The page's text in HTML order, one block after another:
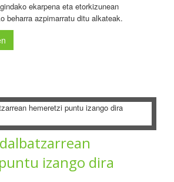
ekarpena eta etorkizunean
beharra azpimarratu ditu alkateak.
izango dira